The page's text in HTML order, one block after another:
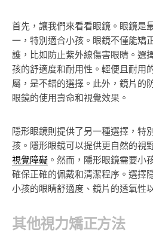
首先，讓我們來看看眼鏡。眼鏡是
一，特別適合小孩。眼鏡不僅能矯
護，比如防止紫外線傷害眼睛。選
孩的舒適度和耐用性。輕便且耐用
屬，是不錯的選擇。此外，鏡片的
眼鏡的使用壽命和視覺效果。
隱形眼鏡則提供了另一種選擇，特
孩。隱形眼鏡可以提供更自然的視
視覺障礙 。然而，隱形眼鏡需要小
確保正確的佩戴和清潔程序。選擇
小孩的眼睛舒適度、鏡片的透氧性
其他視力矯正方法